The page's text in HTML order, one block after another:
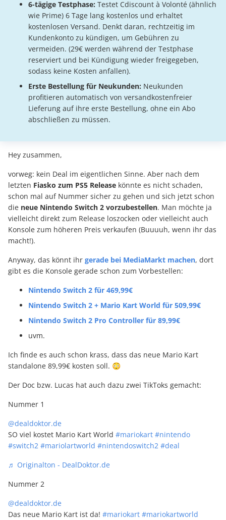
6-tägige Testphase: Testet Cdiscount à Volonté (ähnlich
wie Prime) 6 Tage lang kostenlos und erhaltet
kostenlosen Versand. Denkt daran, rechtzeitig im
Kundenkonto zu kündigen, um Gebühren zu
vermeiden. (29€ werden während der Testphase
reserviert und bei Kündigung wieder freigegeben,
sodass keine Kosten anfallen).
Erste Bestellung für Neukunden: Neukunden
profitieren automatisch von versandkostenfreier
Lieferung auf ihre erste Bestellung, ohne ein Abo
abschließen zu müssen.
Hey zusammen,
vorweg: kein Deal im eigentlichen Sinne. Aber nach dem
letzten Fiasko zum PS5 Release könnte es nicht schaden,
schon mal auf Nummer sicher zu gehen und sich jetzt schon
die neue Nintendo Switch 2 vorzubestellen. Man möchte ja
vielleicht direkt zum Release loszocken oder vielleicht auch
Konsole zum höheren Preis verkaufen (Buuuuh, wenn ihr das
macht!).
Anyway, das könnt ihr gerade bei MediaMarkt machen, dort
gibt es die Konsole gerade schon zum Vorbestellen:
Nintendo Switch 2 für 469,99€
Nintendo Switch 2 + Mario Kart World für 509,99€
Nintendo Switch 2 Pro Controller für 89,99€
uvm.
Ich finde es auch schon krass, dass das neue Mario Kart
standalone 89,99€ kosten soll. 😳
Der Doc bzw. Lucas hat auch dazu zwei TikToks gemacht:
Nummer 1
@dealdoktor.de
SO viel kostet Mario Kart World #mariokart #nintendo
#switch2 #mariolartworld #nintendoswitch2 #deal
♬ Originalton - DealDoktor.de
Nummer 2
@dealdoktor.de
Das neue Mario Kart ist da! #mariokart #mariokartworld